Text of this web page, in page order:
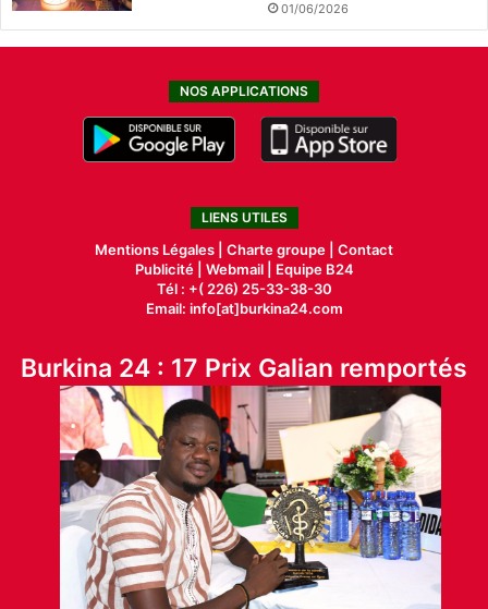
01/06/2026
NOS APPLICATIONS
LIENS UTILES
Mentions Légales | Charte groupe | Contact
Publicité| Webmail |
Equipe B24
Tél : +( 226) 25-33-38-30
Email: info[at]burkina24.com
Burkina 24 : 17 Prix Galian remportés